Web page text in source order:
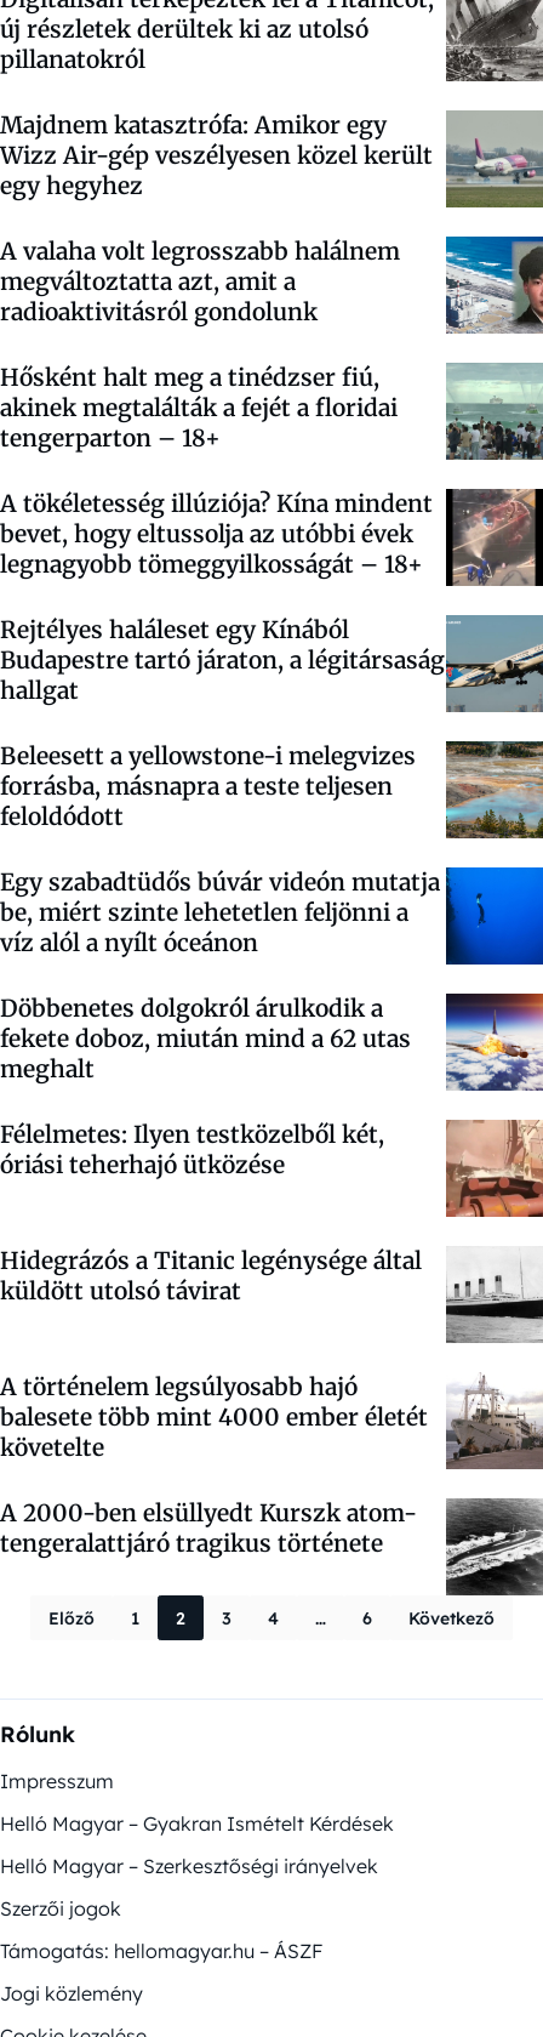
új részletek derültek ki az utolsó
pillanatokról
Majdnem katasztrófa: Amikor egy
Wizz Air-gép veszélyesen közel került
egy hegyhez
A valaha volt legrosszabb halálnem
megváltoztatta azt, amit a
radioaktivitásról gondolunk
Hősként halt meg a tinédzser fiú,
akinek megtalálták a fejét a floridai
tengerparton – 18+
A tökéletesség illúziója? Kína mindent
bevet, hogy eltussolja az utóbbi évek
legnagyobb tömeggyilkosságát – 18+
Rejtélyes haláleset egy Kínából
Budapestre tartó járaton, a légitársaság
hallgat
Beleesett a yellowstone-i melegvizes
forrásba, másnapra a teste teljesen
feloldódott
Egy szabadtüdős búvár videón mutatja
be, miért szinte lehetetlen feljönni a
víz alól a nyílt óceánon
Döbbenetes dolgokról árulkodik a
fekete doboz, miután mind a 62 utas
meghalt
Félelmetes: Ilyen testközelből két,
óriási teherhajó ütközése
Hidegrázós a Titanic legénysége által
küldött utolsó távirat
A történelem legsúlyosabb hajó
balesete több mint 4000 ember életét
követelte
A 2000-ben elsüllyedt Kurszk atom-
tengeralattjáró tragikus története
Bejegyzések
Előző 1 2 3 4 … 6 Következő
Rólunk
Impresszum
Helló Magyar – Gyakran Ismételt Kérdések
Helló Magyar – Szerkesztőségi irányelvek
Szerzői jogok
Támogatás: hellomagyar.hu – ÁSZF
Jogi közlemény